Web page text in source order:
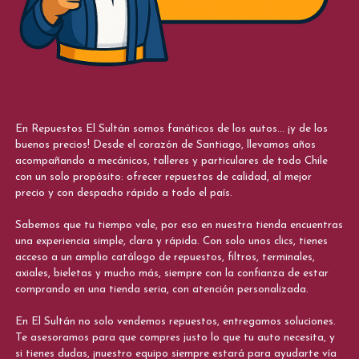
En Repuestos El Sultán somos fanáticos de los autos... ¡y de los
buenos precios! Desde el corazón de Santiago, llevamos años
acompañando a mecánicos, talleres y particulares de todo Chile
con un solo propósito: ofrecer repuestos de calidad, al mejor
precio y con despacho rápido a todo el país.
Sabemos que tu tiempo vale, por eso en nuestra tienda encuentras
una experiencia simple, clara y rápida. Con solo unos clics, tienes
acceso a un amplio catálogo de repuestos, filtros, terminales,
axiales, bieletas y mucho más, siempre con la confianza de estar
comprando en una tienda seria, con atención personalizada.
En El Sultán no solo vendemos repuestos, entregamos soluciones.
Te asesoramos para que compres justo lo que tu auto necesita, y
si tienes dudas, ¡nuestro equipo siempre estará para ayudarte vía